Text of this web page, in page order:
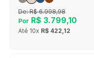
De:R$ 6.998,98
Por R$ 3.799,10
Até 10x R$ 422,12